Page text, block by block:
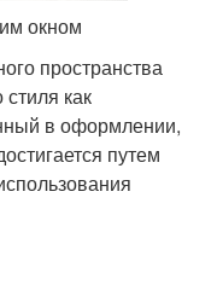
окном
пространства
как
в оформлении,
путем